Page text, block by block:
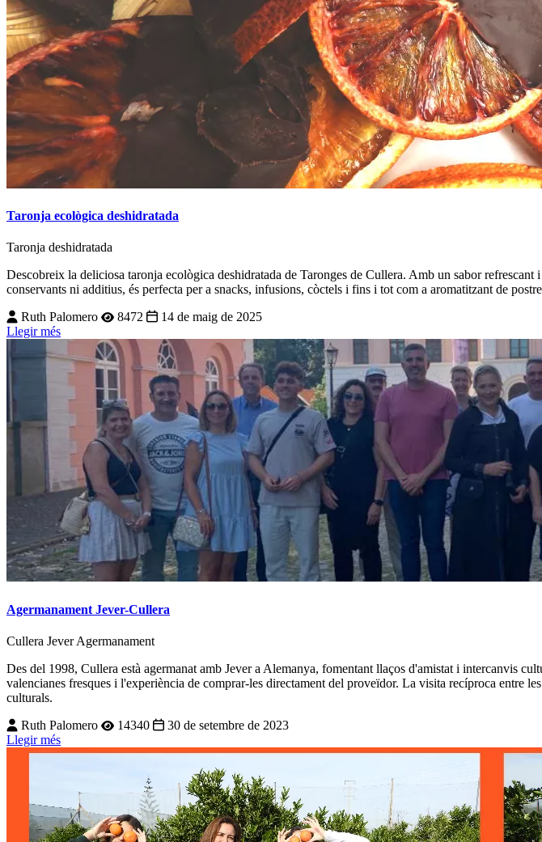
Taronja ecològica deshidratada
Taronja deshidratada
Descobreix la deliciosa taronja ecològica deshidratada de Taronges de Cullera. Amb un sabor
conservants ni additius, és perfecta per a snacks, infusions, còctels i fins i tot com a aromatitzant de
Ruth Palomero
8472
14 de maig de 2025
Llegir més
Agermanament Jever-Cullera
Cullera Jever Agermanament
Des del 1998, Cullera està agermanat amb Jever a Alemanya, fomentant llaços d'amistat i intercanvis
valencianes fresques i l'experiència de comprar-les directament del proveïdor. La visita recíproca entre
culturals.
Ruth Palomero
14340
30 de setembre de 2023
Llegir més